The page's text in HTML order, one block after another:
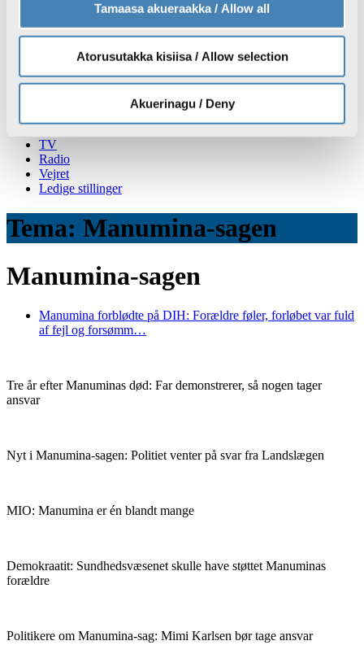
Tamaasa akueraakka / Allow all
Atorusutakka kisiisa / Allow selection
Akuerinagu / Deny
Nyheder om KNR
Ledige stillinger
KNR Reklame
Brugernes billedgalleri
TV
Radio
Vejret
Ledige stillinger
Tema: Manumina-sagen
Manumina-sagen
Manumina forblødte på DIH: Forældre føler, forløbet var fuld
af fejl og forsømm…
Tre år efter Manuminas død: Far demonstrerer, så nogen tager
ansvar
Nyt i Manumina-sagen: Politiet venter på svar fra Landslægen
MIO: Manumina er én blandt mange
Demokraatit: Sundhedsvæsenet skulle have støttet Manuminas
forældre
Politikere om Manumina-sag: Mimi Karlsen bør tage ansvar